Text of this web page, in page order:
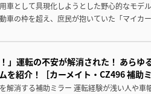
車として具現化しようとした野心的なモデ
車の枠を超え、庶民が抱いていた「マイカ
」運転の不安が解消された！ あらゆ
を紹介！［カーメイト・CZ496 補助
解消する補助ミラー 運転経験が浅い人や車